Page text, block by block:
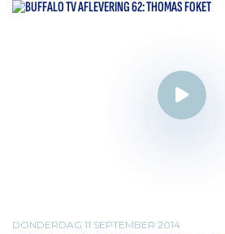
DONDERDAG 11 SEPTEMBER 2014